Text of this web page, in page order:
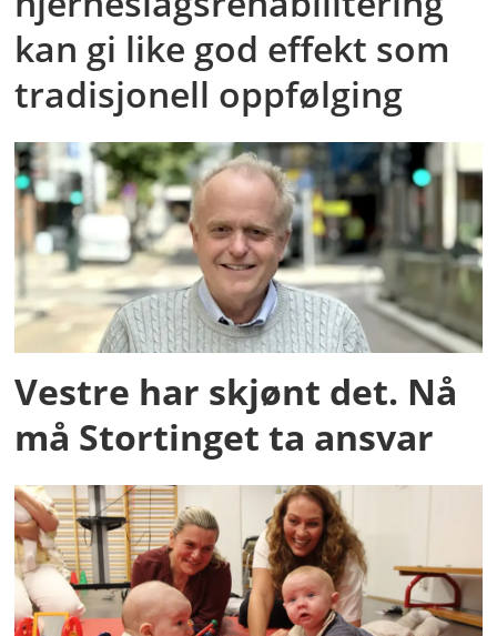
kan gi like god effekt som
tradisjonell oppfølging
Vestre har skjønt det. Nå
må Stortinget ta ansvar